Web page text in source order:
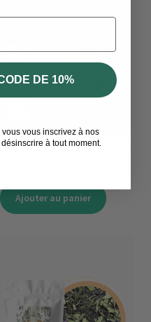
Maté chanvre citron gingembre
Ajouter au panier
DE 10%
vous inscrivez à nos
à tout moment.